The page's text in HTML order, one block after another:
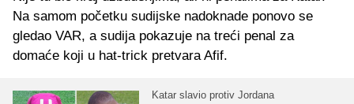
Na samom početku sudijske nadoknade ponovo se
gledao VAR, a sudija pokazuje na treći penal za
domaće koji u hat-trick pretvara Afif.
Katar slavio protiv Jordana